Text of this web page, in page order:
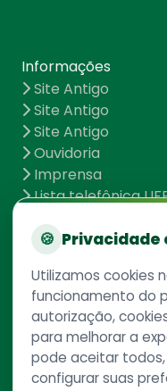
Informações
Site Antigo
Site Antigo
Site Antigo
Ouvidoria
Imprensa
Lista telefônica
UFFS contra o
Mapa do site
Redes Sociais
🍪 Privacidade
Utilizamos cookies
funcionamento do
autorização,
para melhorar a
pode aceitar todos,
configurar suas